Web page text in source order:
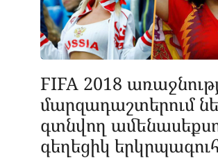
FIFA 2018
մարզադաշտերում
գտնվող
գեղեցիկ